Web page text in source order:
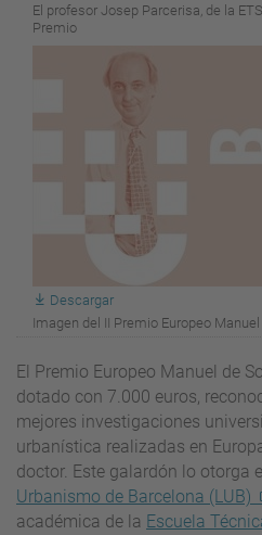
El profesor Josep Parcerisa, de la
Premio
Descargar
Imagen del II Premio Europeo
El Premio Europeo Manuel de
dotado con 7.000 euros,
mejores investigaciones
urbanística realizadas en
doctor. Este galardón lo otorga
Urbanismo de Barcelona (LUB)
académica de la Escuela